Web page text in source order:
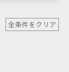
全条件をクリア